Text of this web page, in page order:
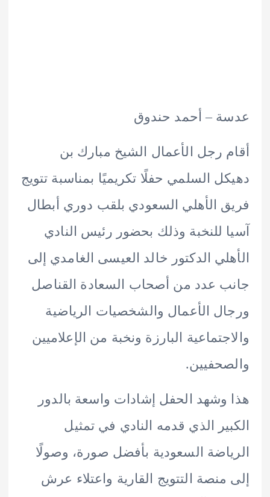
– أحمد حندوق
رجل الأعمال الشيخ مبارك بن
السلمي حفلًا تكريميًا بمناسبة تتويج
الأهلي السعودي بلقب دوري أبطال
للنخبة وذلك بحضور رئيس النادي
الدكتور خالد العيسى الغامدي إلى
عدد من أصحاب السعادة القناصل
الأعمال والشخصيات الرياضية
البارزة ونخبة من الإعلاميين
وشهد الحفل إشادات واسعة بالدور
الذي قدمه النادي في تمثيل
السعودية بأفضل صورة، وصولًا
التتويج القارية واعتلاء عرش